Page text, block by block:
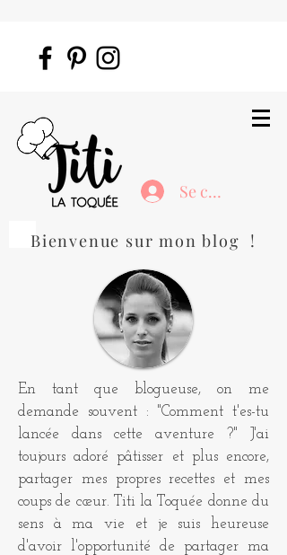
Se connecter
Bienvenue sur mon blog !
En tant que blogueuse, on me
demande souvent : "Comment t'es-tu
lancée dans cette aventure ?" J'ai
toujours adoré pâtisser et plus encore,
partager mes propres recettes et mes
coups de cœur. Titi la Toquée donne du
sens à ma vie et je suis heureuse
d'avoir l'opportunité de partager ma